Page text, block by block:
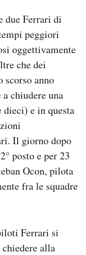
due Ferrari di
peggiori
oggettivamente
che dei
anno
chiudere una
dieci) e in questa
Il giorno dopo
posto e per 23
Ocon, pilota
fra le squadre
Ferrari si
alla